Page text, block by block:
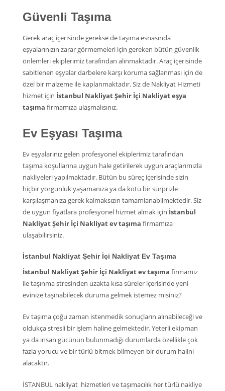
Güvenli Taşıma
Gerek araç içerisinde gerekse de taşıma esnasında
eşyalarınızın zarar görmemeleri için gereken bütün güvenlik
önlemleri ekiplerimiz tarafından alınmaktadır. Araç içerisinde
sabitlenen eşyalar darbelere karşı koruma sağlanması için de
özel bir malzeme ile kaplanmaktadır. Siz de Nakliyat Hizmeti
hizmet için İstanbul Nakliyat Şehir İçi Nakliyat eşya
taşıma firmamıza ulaşmalısınız.
Ev Eşyası Taşıma
Ev eşyalarınız gelen profesyonel ekiplerimiz tarafından
taşıma koşullarına uygun hale getirilerek uygun araçlarımızla
nakliyeleri yapılmaktadır. Bütün bu süreç içerisinde sizin
hiçbir yorgunluk yaşamanıza ya da kötü bir sürprizle
karşılaşmanıza gerek kalmaksızın tamamlanabilmektedir. Siz
de uygun fiyatlara profesyonel hizmet almak için İstanbul
Nakliyat Şehir İçi Nakliyat ev taşıma firmamıza
ulaşabilirsiniz.
İstanbul Nakliyat Şehir İçi Nakliyat Ev Taşıma
İstanbul Nakliyat Şehir İçi Nakliyat ev taşıma firmamız
ile taşınma stresinden uzakta kısa süreler içerisinde yeni
evinize taşınabilecek duruma gelmek istemez misiniz?
Ev taşıma çoğu zaman istenmedik sonuçların alınabileceği ve
oldukça stresli bir işlem haline gelmektedir. Yeterli ekipman
ya da insan gücünün bulunmadığı durumlarda özellikle çok
fazla yorucu ve bir türlü bitmek bilmeyen bir durum halini
alacaktır.
İSTANBUL nakliyat hizmetleri ve taşımacılık her türlü nakliye